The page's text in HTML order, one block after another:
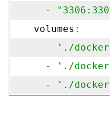
-
    volumes
:
-
'./
-
'./
-
'./